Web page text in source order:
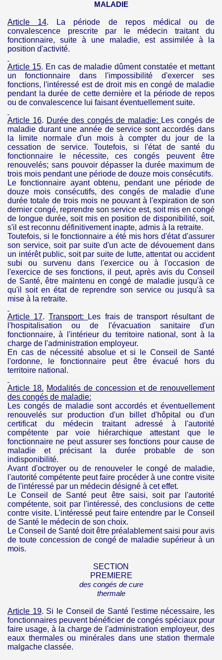
MALADIE
Article 14. La période de repos médical ou de
convalescence prescrite par le médecin traitant du
fonctionnaire, suite à une maladie, est assimilée à la
position d'activité.
Article 15. En cas de maladie dûment constatée et mettant
un fonctionnaire dans l'impossibilité d'exercer ses
fonctions, l'intéressé est de droit mis en congé de maladie
pendant la durée de cette dernière et la période de repos
ou de convalescence lui faisant éventuellement suite.
Article 16. Durée des congés de maladie: Les congés de
maladie durant une année de service sont accordés dans
la limite normale d'un mois à compter du jour de la
cessation de service. Toutefois, si l'état de santé du
fonctionnaire le nécessite, ces congés peuvent être
renouvelés; sans pouvoir dépasser la durée maximum de
trois mois pendant une période de douze mois consécutifs.
Le fonctionnaire ayant obtenu, pendant une période de
douze mois consécutifs, des congés de maladie d'une
durée totale de trois mois ne pouvant à l'expiration de son
dernier congé, reprendre son service est, soit mis en congé
de longue durée, soit mis en position de disponibilité, soit,
s'il est reconnu définitivement inapte, admis à la retraite.
Toutefois, si le fonctionnaire a été mis hors d'état d'assurer
son service, soit par suite d'un acte de dévouement dans
un intérêt public, soit par suite de lutte, attentat ou accident
subi ou survenu dans l'exercice ou à l'occasion de
l'exercice de ses fonctions, il peut, après avis du Conseil
de Santé, être maintenu en congé de maladie jusqu'à ce
qu'il soit en état de reprendre son service ou jusqu'à sa
mise à la retraite.
Article 17. Transport:
Les frais de transport résultant de
l'hospitalisation ou de l'évacuation sanitaire d'un
fonctionnaire, à l'intérieur du territoire national, sont à la
charge de l'administration employeur.
En cas de nécessité absolue et si le Conseil de Santé
l'ordonne, le fonctionnaire peut être évacué hors du
territoire national.
Article 18. Modalités de concession et de renouvellement
des congés de maladie:
Les congés de maladie sont accordés et éventuellement
renouvelés sur production d'un billet d'hôpital ou d'un
certificat du médecin traitant adressé à l'autorité
compétente par voie hiérarchique attestant que le
fonctionnaire ne peut assurer ses fonctions pour cause de
maladie et précisant la durée probable de son
indisponibilité.
Avant d'octroyer ou de renouveler le congé de maladie,
l'autorité compétente peut faire procéder à une contre visite
de l'intéressé par un médecin désigné à cet effet.
Le Conseil de Santé peut être saisi, soit par l'autorité
compétente, soit par l'intéressé, des conclusions de cette
contre visite. L'intéressé peut faire entendre par le Conseil
de Santé le médecin de son choix.
Le Conseil de Santé doit être préalablement saisi pour avis
de toute concession de congé de maladie supérieur à un
mois.
SECTION
PREMIERE
des congés de cure
thermale
Article 19. Si le Conseil de Santé l'estime nécessaire, les
fonctionnaires peuvent bénéficier de congés spéciaux pour
faire usage, à la charge de l'administration employeur, des
eaux thermales ou minérales dans une station thermale
malgache classée.